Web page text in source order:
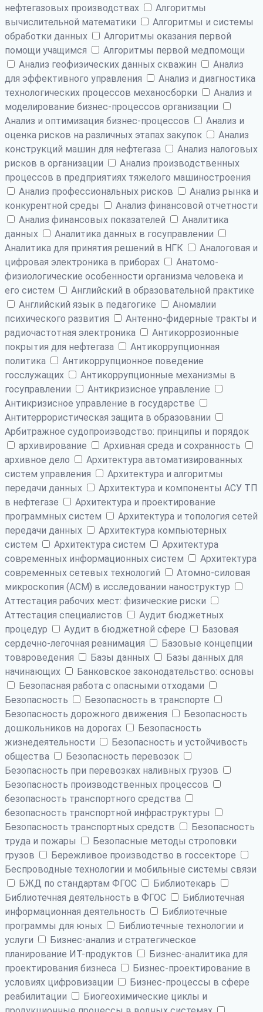
нефтегазовых производствах
Алгоритмы
вычислительной математики
Алгоритмы и системы
обработки данных
Алгоритмы оказания первой
помощи учащимся
Алгоритмы первой медпомощи
Анализ геофизических данных скважин
Анализ
для эффективного управления
Анализ и диагностика
технологических процессов механосборки
Анализ и
моделирование бизнес-процессов организации
Анализ и оптимизация бизнес-процессов
Анализ и
оценка рисков на различных этапах закупок
Анализ
конструкций машин для нефтегаза
Анализ налоговых
рисков в организации
Анализ производственных
процессов в предприятиях тяжелого машиностроения
Анализ профессиональных рисков
Анализ рынка и
конкурентной среды
Анализ финансовой отчетности
Анализ финансовых показателей
Аналитика
данных
Аналитика данных в госуправлении
Аналитика для принятия решений в НГК
Аналоговая и
цифровая электроника в приборах
Анатомо-
физиологические особенности организма человека и
его систем
Английский в образовательной практике
Английский язык в педагогике
Аномалии
психического развития
Антенно-фидерные тракты и
радиочастотная электроника
Антикоррозионные
покрытия для нефтегаза
Антикоррупционная
политика
Антикоррупционное поведение
госслужащих
Антикоррупционные механизмы в
госуправлении
Антикризисное управление
Антикризисное управление в государстве
Антитеррористическая защита в образовании
Арбитражное судопроизводство: принципы и порядок
архивирование
Архивная среда и сохранность
архивное дело
Архитектура автоматизированных
систем управления
Архитектура и алгоритмы
передачи данных
Архитектура и компоненты АСУ ТП
в нефтегазе
Архитектура и проектирование
программных систем
Архитектура и топология сетей
передачи данных
Архитектура компьютерных
систем
Архитектура систем
Архитектура
современных информационных систем
Архитектура
современных сетевых технологий
Атомно-силовая
микроскопия (АСМ) в исследовании наноструктур
Аттестация рабочих мест: физические риски
Аттестация специалистов
Аудит бюджетных
процедур
Аудит в бюджетной сфере
Базовая
сердечно-легочная реанимация
Базовые концепции
товароведения
Базы данных
Базы данных для
начинающих
Банковское законодательство: основы
Безопасная работа с опасными отходами
Безопасность
Безопасность в транспорте
Безопасность дорожного движения
Безопасность
дошкольников на дорогах
Безопасность
жизнедеятельности
Безопасность и устойчивость
общества
Безопасность перевозок
Безопасность при перевозках наливных грузов
Безопасность производственных процессов
безопасность транспортного средства
безопасность транспортной инфраструктуры
Безопасность транспортных средств
Безопасность
труда и пожары
Безопасные методы строповки
грузов
Бережливое производство в госсекторе
Беспроводные технологии и мобильные системы связи
БЖД по стандартам ФГОС
Библиотекарь
Библиотечная деятельность в ФГОС
Библиотечная
информационная деятельность
Библиотечные
программы для юных
Библиотечные технологии и
услуги
Бизнес-анализ и стратегическое
планирование ИТ-продуктов
Бизнес-аналитика для
проектирования бизнеса
Бизнес-проектирование в
условиях цифровизации
Бизнес-процессы в сфере
реабилитации
Биогеохимические циклы и